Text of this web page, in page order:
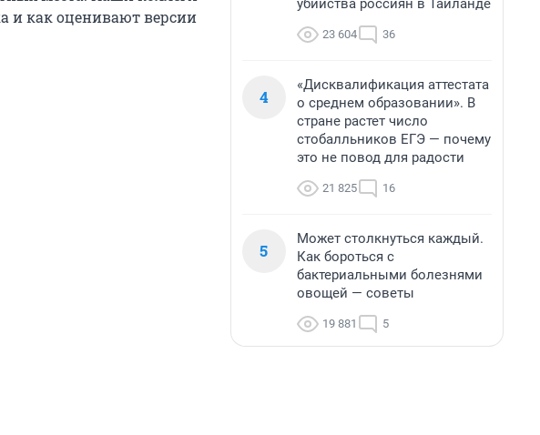
и как оценивают версии
убийства россиян в Таиланде
23 604 36
4
«Дисквалификация аттестата
о среднем образовании». В
стране растет число
стобалльников ЕГЭ — почему
это не повод для радости
21 825 16
5
Может столкнуться каждый.
Как бороться с
бактериальными болезнями
овощей — советы
19 881 5